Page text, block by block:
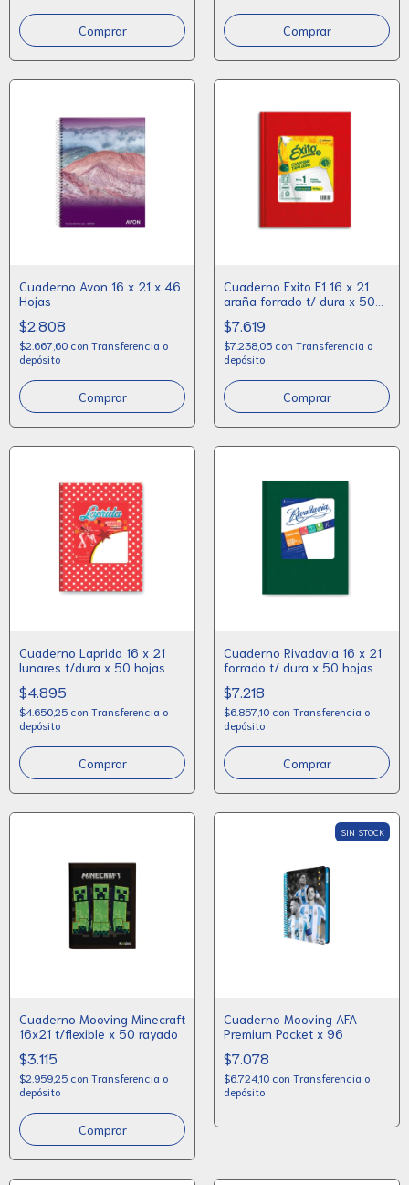
Comprar Comprar
Cuaderno Avon 16 x 21 x 46
Hojas
$2.808
$2.667,60 con Transferencia o
depósito
Comprar
Cuaderno Exito E1 16 x 21
araña forrado t/ dura x 50
$7.619
$7.238,05 con Transferencia o
depósito
Comprar
Cuaderno Laprida 16 x 21
lunares t/dura x 50 hojas
$4.895
$4.650,25 con Transferencia o
depósito
Comprar
Cuaderno Rivadavia 16 x 21
forrado t/ dura x 50 hojas
$7.218
$6.857,10 con Transferencia o
depósito
Comprar
Cuaderno Mooving Minecraft
16x21 t/flexible x 50 rayado
$3.115
$2.959,25 con Transferencia o
depósito
SIN STOCK
Cuaderno Mooving AFA
Premium Pocket x 96
$7.078
$6.724,10 con Transferencia o
depósito